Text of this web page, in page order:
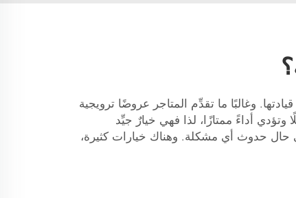
وغالبًا ما تقدِّم المتاجر عروضًا ترويجية
أداءً ممتازًا، لذا فهي خيارٌ جيِّد
حال حدوث أي مشكلة. وهناك خيارات كثيرة،